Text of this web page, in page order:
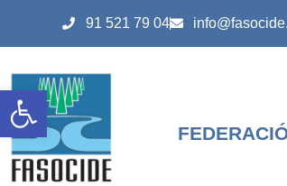
Abrir barra de
91 521 79 04